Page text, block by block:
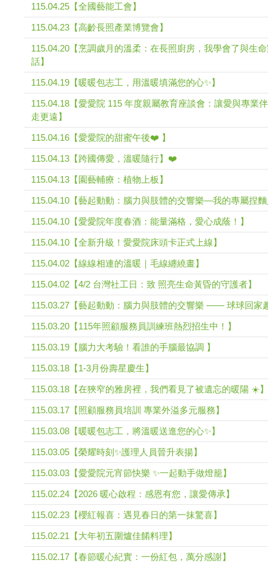
115.04.25【全國藝能工會】
115.04.23【高齡長照產業博覽會】
115.04.20【烹調歲月的溫柔：在長照廚房，我學會了與生
話】
115.04.19【暖暖包志工，用溫暖填滿您的心✨】
115.04.18【愛愛院 115 年度親屬教育座談會：讓愛與專業
走更遠】
115.04.16【愛愛院的甜蜜午後❤️ 】
115.04.13【跨國傳愛，溫暖隨行】❤️
115.04.13【園藝輔療：植物上板】
115.04.10【藝起動動：腦力與肢體的交響樂—我的專屬捏
115.04.10【愛愛院年度春酒：能量滿格，愛心成蔭！】
115.04.10【全新升級！愛愛院床頭卡正式上線】
115.04.02【線線相連的溫暖｜毛線纏繞畫】
115.04.02【4/2 台灣社工日：致 照亮生命黃昏的守護者】
115.03.27【藝起動動：腦力與肢體的交響樂 —— 球球回家
115.03.20【115年照顧服務員訓練班熱烈招生中！】
115.03.19【腦力大考驗！看誰的手腦最協調 】
115.03.18【1-3月份壽星慶生】
115.03.18【在狹窄的雅房裡，我們看見了被遺忘的暖陽 ☀️】
115.03.17【照顧服務員培訓 專業外溢多元服務】
115.03.08【暖暖包志工，將溫暖送進您的心✨】
115.03.05【榮耀時刻✨護理人員晉升表揚】
115.03.03【愛愛院元宵節快樂 ✨一起動手做燈籠】
115.02.24【2026 暖心啟程：感恩有您，讓愛傳承】
115.02.23【櫻紅報喜：遇見春日的第一抹驚喜】
115.02.21【大年初五圍爐佳餚料理】
115.02.17【春節暖心紀實：一份紅包，萬分感謝】